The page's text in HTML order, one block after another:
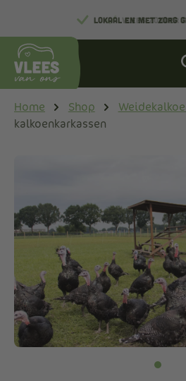
LOKAAL EN MET ZORG
Home Shop
kalkoenkarkassen